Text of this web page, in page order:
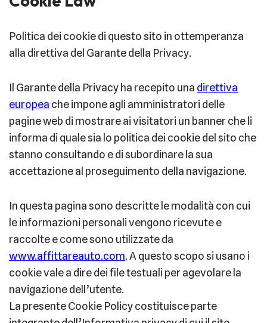
Politica dei cookie di questo sito in ottemperanza
alla direttiva del Garante della Privacy.
Il Garante della Privacy ha recepito una direttiva
europea che impone agli amministratori delle
pagine web di mostrare ai visitatori un banner che li
informa di quale sia lo politica dei cookie del sito che
stanno consultando e di subordinare la sua
accettazione al proseguimento della navigazione.
In questa pagina sono descritte le modalità con cui
le informazioni personali vengono ricevute e
raccolte e come sono utilizzate da
www.affittareauto.com. A questo scopo si usano i
cookie vale a dire dei file testuali per agevolare la
navigazione dell’utente.
La presente Cookie Policy costituisce parte